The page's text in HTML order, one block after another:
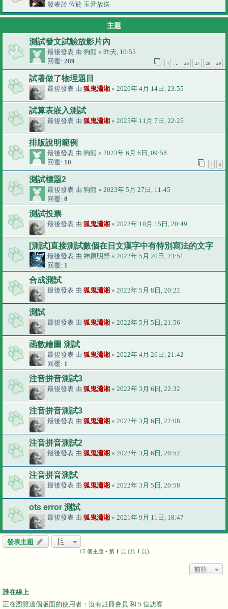
發表於 位於 玉音放送
主題
測試發文試驗放影片內
最後發表 由 狗熊 « 昨天, 10:55
回覆: 289 1 26 27 28 29
試著做了物理題目
最後發表 由 狐鬼瀟湘 « 2026年 4月 14日, 23:55
試算表嵌入測試
最後發表 由 狐鬼瀟湘 « 2025年 11月 7日, 22:25
排版說明範例
最後發表 由 狗熊 « 2023年 6月 6日, 09:58
回覆: 10 1 2
測試標題2
最後發表 由 狗熊 « 2023年 5月 27日, 11:45
回覆: 8
測試投票
最後發表 由 狐鬼瀟湘 « 2022年 10月 15日, 20:49
[測試]直接測試數個在日文漢字中有特別寫法的文字
最後發表 由 神原明野 « 2022年 5月 20日, 23:51
回覆: 1
合成測試
最後發表 由 狐鬼瀟湘 « 2022年 5月 8日, 20:22
測試
最後發表 由 狐鬼瀟湘 « 2022年 5月 5日, 21:56
函數繪圖 測試
最後發表 由 狐鬼瀟湘 « 2022年 4月 26日, 21:42
回覆: 1
注音拼音測試3
最後發表 由 狐鬼瀟湘 « 2022年 3月 6日, 22:32
注音拼音測試3
最後發表 由 狐鬼瀟湘 « 2022年 3月 6日, 22:08
注音拼音測試2
最後發表 由 狐鬼瀟湘 « 2022年 3月 6日, 20:52
注音拼音測試
最後發表 由 狐鬼瀟湘 « 2022年 3月 5日, 20:58
ots error 測試
最後發表 由 狐鬼瀟湘 « 2021年 9月 11日, 18:47
發表主題
15 個主題 • 第 1 頁 (共 1 頁)
前往
誰在線上
正在瀏覽這個版面的使用者：沒有註冊會員 和 5 位訪客